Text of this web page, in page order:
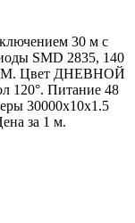
30 м с
SMD 2835, 140
3M. Цвет ДНЕВНОЙ
120°. Питание 48
30000x10x1.5
за 1 м.